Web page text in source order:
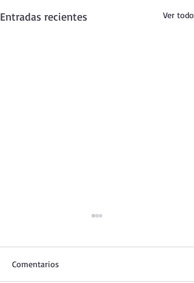
Entradas recientes Ver todo
Comentarios